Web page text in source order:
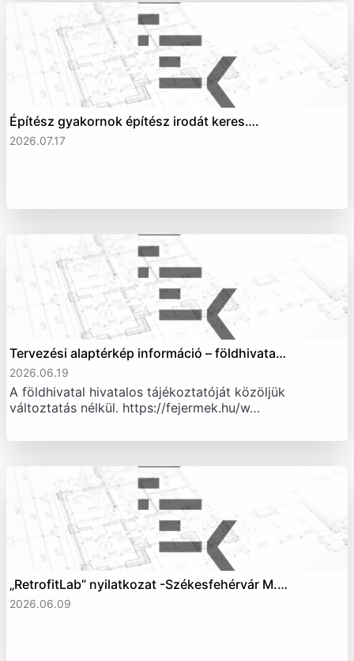
Építész gyakornok építész irodát keres….
2026.07.17
Tervezési alaptérkép információ – földhivata…
2026.06.19
A földhivatal hivatalos tájékoztatóját közöljük
változtatás nélkül. https://fejermek.hu/w…
„RetrofitLab” nyilatkozat -Székesfehérvár M.…
2026.06.09